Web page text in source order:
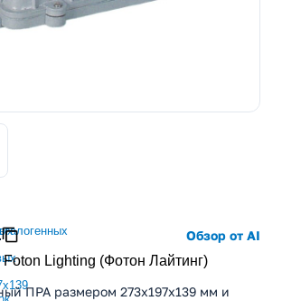
Обзор от AI
Foton Lighting (Фотон Лайтинг)
ПРА размером 273x197x139 мм и